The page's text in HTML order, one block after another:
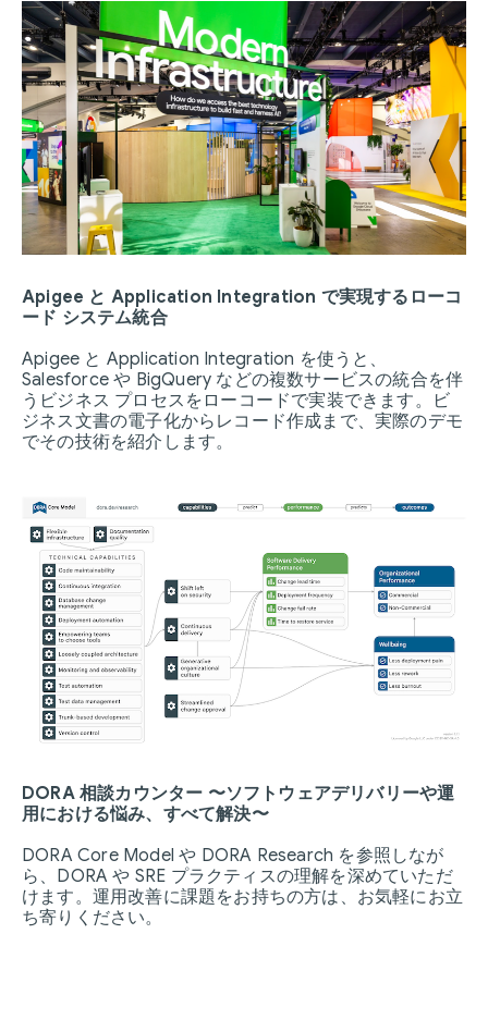
Apigee と Application Integration で実現するローコ
ード システム統合
Apigee と Application Integration を使うと、
Salesforce や BigQuery などの複数サービスの統合を伴
うビジネス プロセスをローコードで実装できます。ビ
ジネス文書の電子化からレコード作成まで、実際のデモ
でその技術を紹介します。
DORA 相談カウンター 〜ソフトウェアデリバリーや運
用における悩み、すべて解決〜
DORA Core Model や DORA Research を参照しなが
ら、DORA や SRE プラクティスの理解を深めていただ
けます。運用改善に課題をお持ちの方は、お気軽にお立
ち寄りください。